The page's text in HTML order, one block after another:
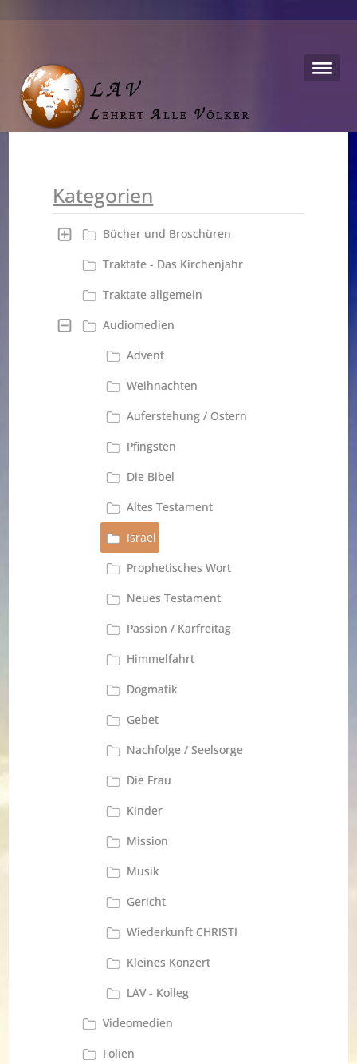
Kategorien
Bücher und Broschüren
Traktate - Das Kirchenjahr
Traktate allgemein
Audiomedien
Advent
Weihnachten
Auferstehung / Ostern
Pfingsten
Die Bibel
Altes Testament
Israel
Prophetisches Wort
Neues Testament
Passion / Karfreitag
Himmelfahrt
Dogmatik
Gebet
Nachfolge / Seelsorge
Die Frau
Kinder
Mission
Musik
Gericht
Wiederkunft CHRISTI
Kleines Konzert
LAV - Kolleg
Videomedien
Folien